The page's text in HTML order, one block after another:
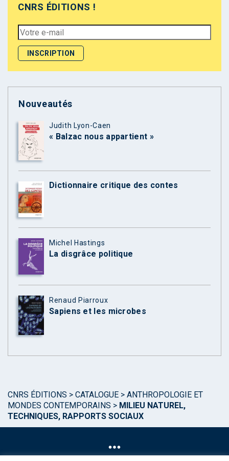
CNRS ÉDITIONS !
Nouveautés
Judith Lyon-Caen
« Balzac nous appartient »
Dictionnaire critique des contes
Michel Hastings
La disgrâce politique
Renaud Piarroux
Sapiens et les microbes
CNRS ÉDITIONS > CATALOGUE > ANTHROPOLOGIE ET
MONDES CONTEMPORAINS > MILIEU NATUREL,
TECHNIQUES, RAPPORTS SOCIAUX